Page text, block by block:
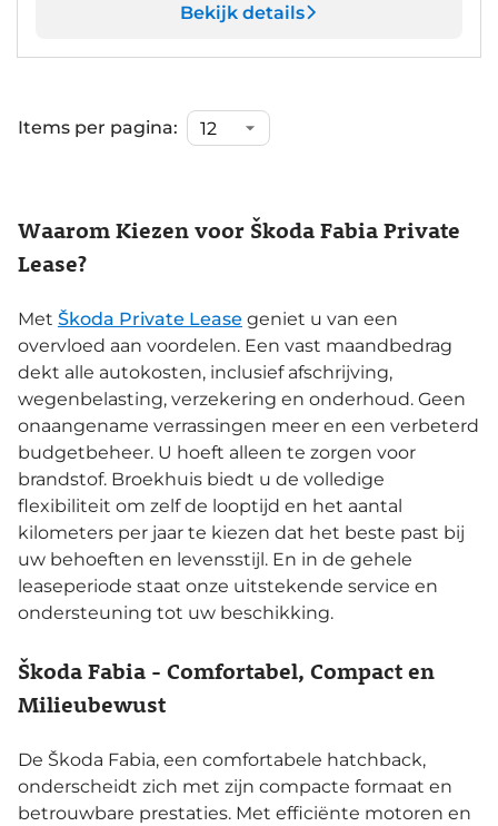
Bekijk details
Items per pagina:
Waarom Kiezen voor Škoda Fabia Private
Lease?
Met Škoda Private Lease geniet u van een
overvloed aan voordelen. Een vast maandbedrag
dekt alle autokosten, inclusief afschrijving,
wegenbelasting, verzekering en onderhoud. Geen
onaangename verrassingen meer en een verbeterd
budgetbeheer. U hoeft alleen te zorgen voor
brandstof. Broekhuis biedt u de volledige
flexibiliteit om zelf de looptijd en het aantal
kilometers per jaar te kiezen dat het beste past bij
uw behoeften en levensstijl. En in de gehele
leaseperiode staat onze uitstekende service en
ondersteuning tot uw beschikking.
Škoda Fabia - Comfortabel, Compact en
Milieubewust
De Škoda Fabia, een comfortabele hatchback,
onderscheidt zich met zijn compacte formaat en
betrouwbare prestaties. Met efficiënte motoren en